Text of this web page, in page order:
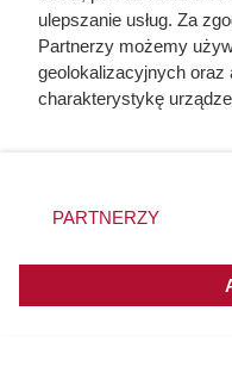
Herodot pisał
ulepszanie usług. Za
Partnerzy możemy
geolokalizacyjnych oraz
charakterystykę
zmienić/wycofać
znajdujący się w
użytkownika, ale masz
przetwarzaniu.
PARTNERZY